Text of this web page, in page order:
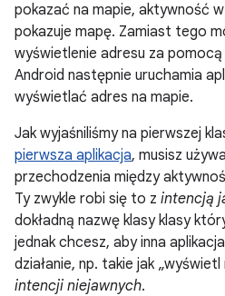
pokazać na mapie, aktywność
pokazuje mapę. Zamiast tego
wyświetlenie adresu za pomocą
Android następnie uruchamia
wyświetlać adres na mapie.
Jak wyjaśniliśmy na pierwszej
pierwsza aplikacja, musisz
przechodzenia między
Ty zwykle robi się to z intencją
dokładną nazwę klasy klasy
jednak chcesz, aby inna
działanie, np. takie jak
intencji niejawnych.